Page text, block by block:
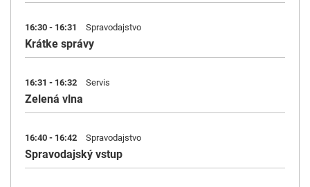
16:30 - 16:31 Spravodajstvo
Krátke správy
16:31 - 16:32 Servis
Zelená vlna
16:40 - 16:42 Spravodajstvo
Spravodajský vstup